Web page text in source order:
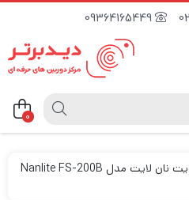
09364165449
0
مونولایت نان لایت مدل Nanlite FS-200B